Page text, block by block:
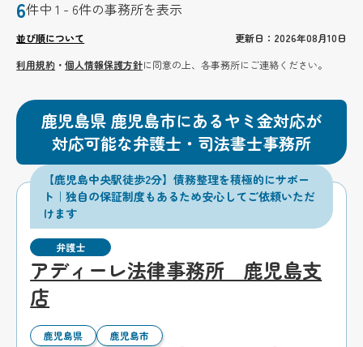
6件中 1 - 6件の事務所を表示
並び順について
更新日：2026年08月10日
利用規約 ・個人情報保護方針に同意の上、各事務所にご連絡ください。
鹿児島県 鹿児島市にあるヤミ金対応が
対応可能な弁護士・司法書士事務所
【鹿児島中央駅徒歩2分】債務整理を積極的にサポー
ト｜独自の保証制度もあるため安心してご依頼いただ
けます
弁護士
アディーレ法律事務所 鹿児島支
店
鹿児島県 鹿児島市